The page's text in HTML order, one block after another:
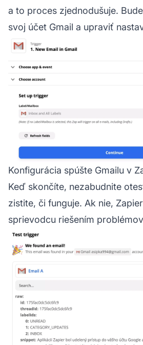
a to proces zjednodušuje.
svoj účet Gmail a upraviť
Konfigurácia spúšte Gmailu v
Keď skončíte, nezabudnite
zistite, či funguje. Ak nie,
sprievodcu riešením